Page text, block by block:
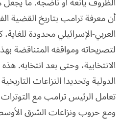
أن معرفة ترامب بتاريخ القضية
العربي-الإسرائيلي محدودة
لتصريحاته ومواقفه المتناقضة
الانتخابية، وحتى بعد انتخابه.
الدولية وتحديدا النزاعات
تعامل الرئيس ترامب مع التوترات
ومع حروب ونزاعات الشرق